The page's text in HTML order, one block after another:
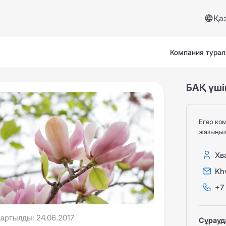
Сервистер және көмек
Сақтандыру жағдайы
Сұрақтар мен жауаптар
Компания
24.06.2017
БАҚ
Егер
+7